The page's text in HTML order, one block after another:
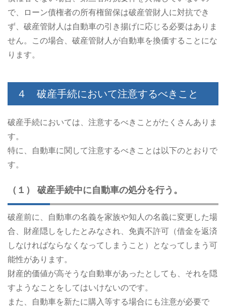
で、ローン債権者の所有権留保は破産管財人に対抗でき
ず、破産管財人は自動車の引き揚げに応じる必要はありま
せん。この場合、破産管財人が自動車を換価することにな
ります。
４ 破産手続において注意するべきこと
破産手続においては、注意するべきことがたくさんありま
す。
特に、自動車に関して注意するべきことは以下のとおりで
す。
（１） 破産手続中に自動車の処分を行う。
破産前に、自動車の名義を家族や知人の名義に変更した場
合、財産隠しをしたとみなされ、免責不許可（借金を返済
しなければならなくなってしまうこと）となってしまう可
能性があります。
財産的価値が高そうな自動車があったとしても、それを隠
すようなことをしてはいけないのです。
また、自動車を新たに購入等する場合にも注意が必要で